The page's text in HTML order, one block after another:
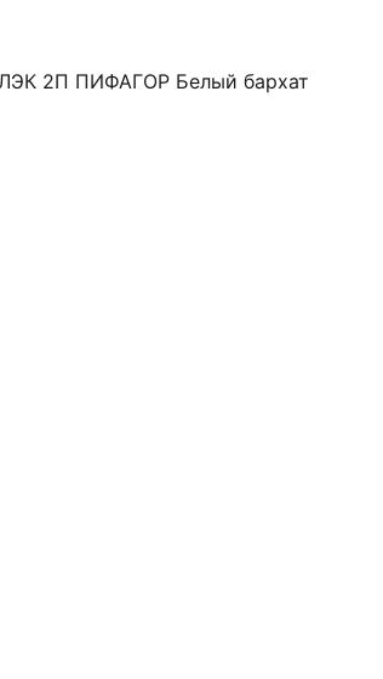
2П ПИФАГОР Белый бархат